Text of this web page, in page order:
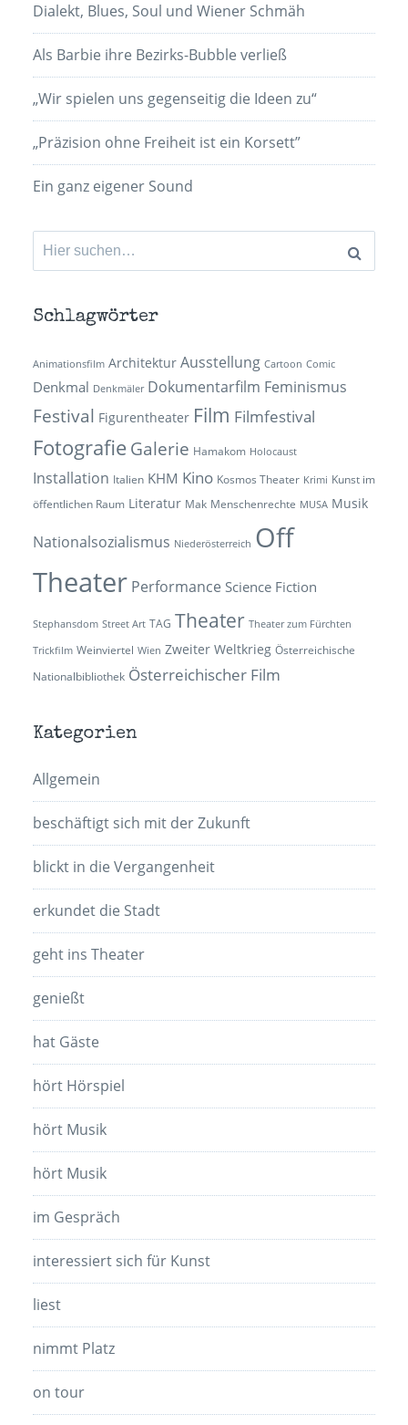
Dialekt, Blues, Soul und Wiener Schmäh
Als Barbie ihre Bezirks-Bubble verließ
„Wir spielen uns gegenseitig die Ideen zu“
„Präzision ohne Freiheit ist ein Korsett”
Ein ganz eigener Sound
Suchen
nach:
Schlagwörter
Animationsfilm Architektur Ausstellung Cartoon Comic
Denkmal Denkmäler Dokumentarfilm Feminismus
Festival Figurentheater Film Filmfestival
Fotografie Galerie Hamakom Holocaust
Installation Italien KHM Kino Kosmos Theater Krimi Kunst im
öffentlichen Raum Literatur Mak Menschenrechte MUSA Musik
Nationalsozialismus Niederösterreich Off
Theater Performance Science Fiction
Stephansdom Street Art TAG Theater Theater zum Fürchten
Trickfilm Weinviertel Wien Zweiter Weltkrieg Österreichische
Nationalbibliothek Österreichischer Film
Kategorien
Allgemein
beschäftigt sich mit der Zukunft
blickt in die Vergangenheit
erkundet die Stadt
geht ins Theater
genießt
hat Gäste
hört Hörspiel
hört Musik
hört Musik
im Gespräch
interessiert sich für Kunst
liest
nimmt Platz
on tour